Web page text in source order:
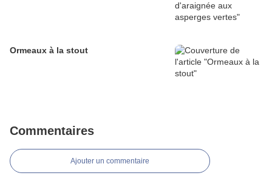
Ormeaux à la stout
Commentaires
Ajouter un commentaire